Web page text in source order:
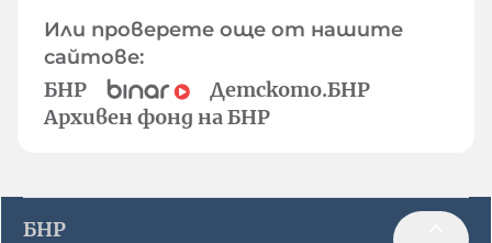
Или проверете още от нашите
сайтове:
БНР
Детското.БНР
Архивен фонд на БНР
БНР